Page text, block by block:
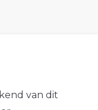
van dit